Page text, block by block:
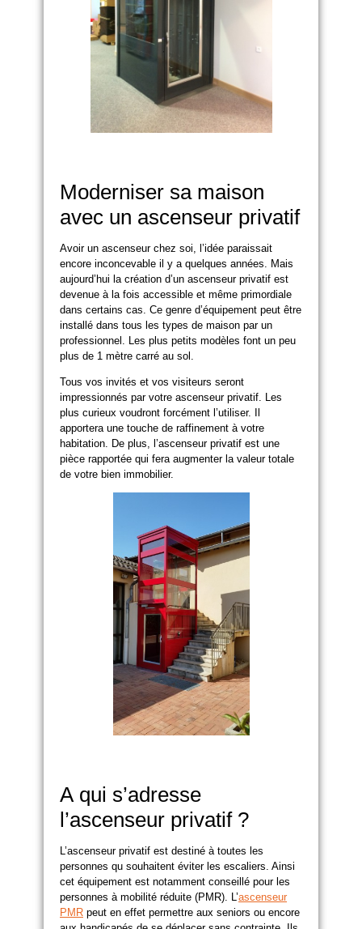
Moderniser sa maison
avec un ascenseur privatif
Avoir un ascenseur chez soi, l’idée paraissait
encore inconcevable il y a quelques années. Mais
aujourd’hui la création d’un ascenseur privatif est
devenue à la fois accessible et même primordiale
dans certains cas. Ce genre d’équipement peut être
installé dans tous les types de maison par un
professionnel. Les plus petits modèles font un peu
plus de 1 mètre carré au sol.
Tous vos invités et vos visiteurs seront
impressionnés par votre ascenseur privatif. Les
plus curieux voudront forcément l’utiliser. Il
apportera une touche de raffinement à votre
habitation. De plus, l’ascenseur privatif est une
pièce rapportée qui fera augmenter la valeur totale
de votre bien immobilier.
A qui s’adresse
l’ascenseur privatif ?
L’ascenseur privatif est destiné à toutes les
personnes qu souhaitent éviter les escaliers. Ainsi
cet équipement est notamment conseillé pour les
personnes à mobilité réduite (PMR). L’ascenseur
PMR peut en effet permettre aux seniors ou encore